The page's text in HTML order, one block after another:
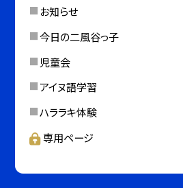
お知らせ
今日の二風谷っ子
児童会
アイヌ語学習
ハララキ体験
専用ページ